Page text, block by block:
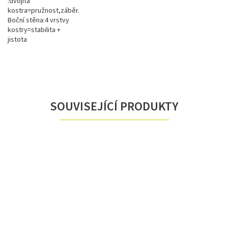
SOUVISEJÍCÍ PRODUKTY
kostra=pružnost,záběr.
Boční stěna:4 vrstvy
kostry=stabilita +
jistota